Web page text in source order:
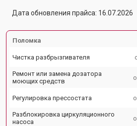
Дата обновления прайса: 16.07.2026
Поломка
Чистка разбрызгивателя
Ремонт или замена дозатора
моющих средств
Регулировка прессостата
Разблокировка циркуляционного
насоса